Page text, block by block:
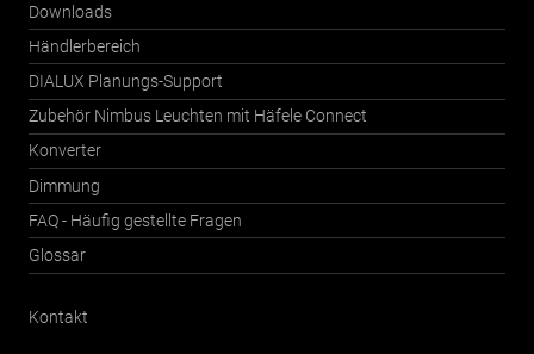
Downloads
Händlerbereich
DIALUX Planungs-Support
Zubehör Nimbus Leuchten mit Häfele Connect
Konverter
Dimmung
FAQ - Häufig gestellte Fragen
Glossar
Kontakt